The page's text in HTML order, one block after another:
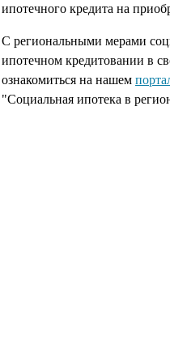
ипотечного кредита на
С региональными мерами
ипотечном кредитовании в
ознакомиться на нашем
"Социальная ипотека в